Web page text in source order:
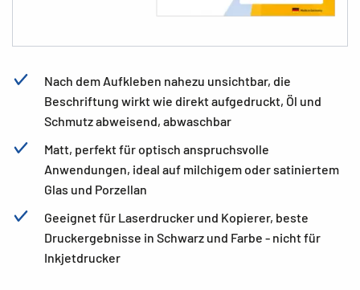
Nach dem Aufkleben nahezu unsichtbar, die
Beschriftung wirkt wie direkt aufgedruckt, Öl und
Schmutz abweisend, abwaschbar
Matt, perfekt für optisch anspruchsvolle
Anwendungen, ideal auf milchigem oder satiniertem
Glas und Porzellan
Geeignet für Laserdrucker und Kopierer, beste
Druckergebnisse in Schwarz und Farbe - nicht für
Inkjetdrucker